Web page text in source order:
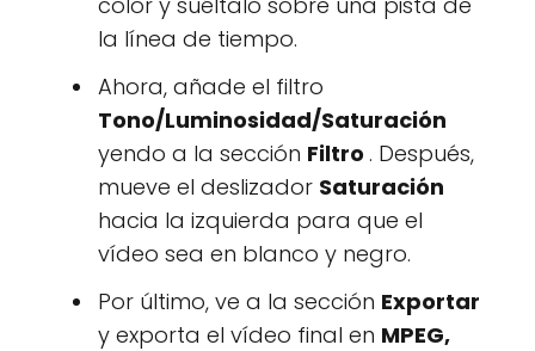
la línea de tiempo.
Ahora, añade el filtro
Tono/Luminosidad/Saturación
yendo a la sección Filtro . Después,
mueve el deslizador Saturación
hacia la izquierda para que el
vídeo sea en blanco y negro.
Por último, ve a la sección Exportar
y exporta el vídeo final en MPEG,